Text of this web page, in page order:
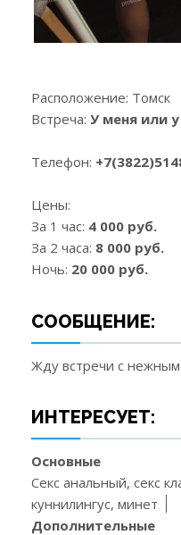
Расположение: Томск
Встреча: У меня или
Телефон:
Цены:
За 1 час: 4 000 руб.
За 2 часа: 8 000 руб.
Ночь: 20 000 руб.
СООБЩЕНИЕ:
Жду встречи с
ИНТЕРЕСУЕТ:
Основные
Секс анальный, секс
куннилингус, минет
Дополнительные